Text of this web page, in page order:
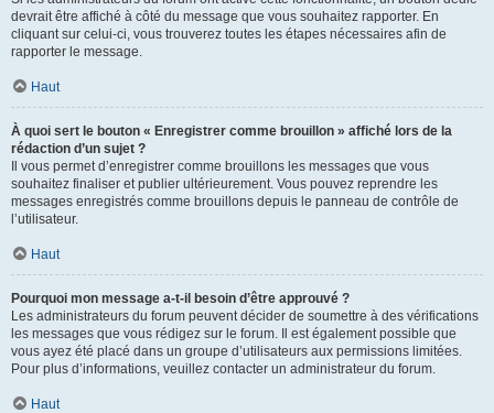
devrait être affiché à côté du message que vous souhaitez rapporter. En
cliquant sur celui-ci, vous trouverez toutes les étapes nécessaires afin de
rapporter le message.
Haut
À quoi sert le bouton « Enregistrer comme brouillon » affiché lors de la
rédaction d’un sujet ?
Il vous permet d’enregistrer comme brouillons les messages que vous
souhaitez finaliser et publier ultérieurement. Vous pouvez reprendre les
messages enregistrés comme brouillons depuis le panneau de contrôle de
l’utilisateur.
Haut
Pourquoi mon message a-t-il besoin d’être approuvé ?
Les administrateurs du forum peuvent décider de soumettre à des vérifications
les messages que vous rédigez sur le forum. Il est également possible que
vous ayez été placé dans un groupe d’utilisateurs aux permissions limitées.
Pour plus d’informations, veuillez contacter un administrateur du forum.
Haut